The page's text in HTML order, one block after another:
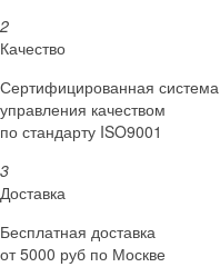
2
Качество
Сертифициро­ванная система
управления качеством
по стандарту ISO9001
3
Доставка
Бесплатная доставка
от 5000 руб по Москве